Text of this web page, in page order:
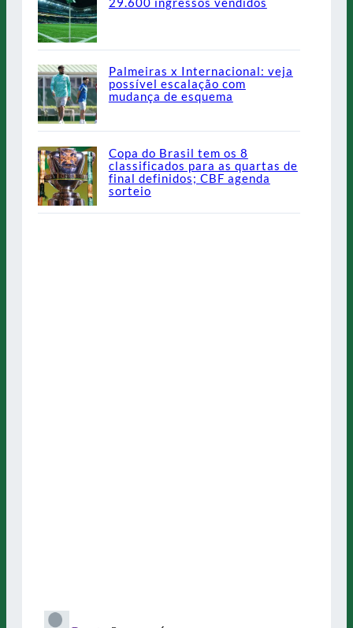
Palmeiras x Internacional: veja
possível escalação com
mudança de esquema
Copa do Brasil tem os 8
classificados para as quartas de
final definidos; CBF agenda
sorteio